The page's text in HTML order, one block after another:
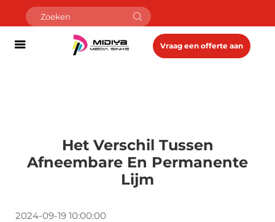
Vraag een offerte aan
Het Verschil Tussen
Afneembare En Permanente
Lijm
2024-09-19 10:00:00